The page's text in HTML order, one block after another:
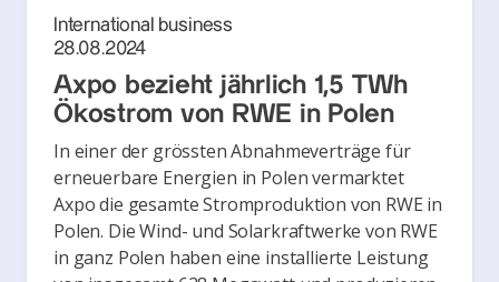
International business
28.08.2024
Axpo bezieht jährlich 1,5 TWh
Ökostrom von RWE in Polen
In einer der grössten Abnahmeverträge für
erneuerbare Energien in Polen vermarktet
Axpo die gesamte Stromproduktion von RWE in
Polen. Die Wind- und Solarkraftwerke von RWE
in ganz Polen haben eine installierte Leistung